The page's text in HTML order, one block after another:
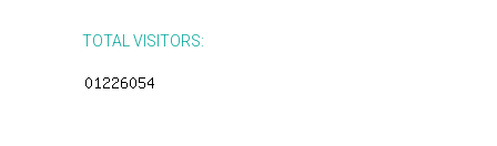
TOTAL VISITORS: